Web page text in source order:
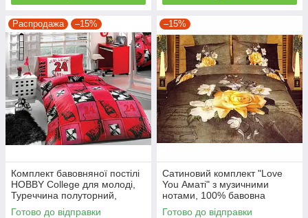
Распродажа –15%
Комплект бавовняної постілі
HOBBY College для молоді,
Туреччина полуторний,
червоний
Готово до відправки
–15%
Сатиновий комплект "Love
You Аматі" з музичними
нотами, 100% бавовна
полуторний
Готово до відправки